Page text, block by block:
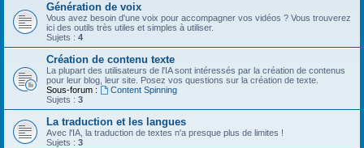
Génération de voix
Vous avez besoin d'une voix pour accompagner vos vidéos ? Vous trouverez
ici des outils très utiles et simples à utiliser.
Sujets : 4
Création de contenu texte
La plupart des utilisateurs de l'IA sont intéressés par la création de contenus
pour leur blog, leur site. Posez vos questions sur la création de texte.
Sous-forum :
Content Spinning
Sujets : 3
La traduction et les langues
Avec l'IA, la traduction de textes n'a presque plus de limites !
Sujets : 3